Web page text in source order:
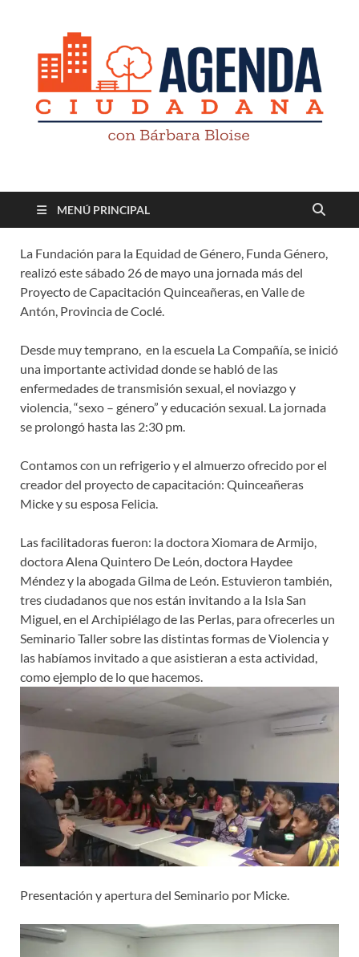
Revista digital
MENÚ PRINCIPAL
La Fundación para la Equidad de Género, Funda Género,
realizó este sábado 26 de mayo una jornada más del
Proyecto de Capacitación Quinceañeras, en Valle de
Antón, Provincia de Coclé.
Desde muy temprano, en la escuela La Compañía, se inició
una importante actividad donde se habló de las
enfermedades de transmisión sexual, el noviazgo y
violencia, “sexo – género” y educación sexual. La jornada
se prolongó hasta las 2:30 pm.
Contamos con un refrigerio y el almuerzo ofrecido por el
creador del proyecto de capacitación: Quinceañeras
Micke y su esposa Felicia.
Las facilitadoras fueron: la doctora Xiomara de Armijo,
doctora Alena Quintero De León, doctora Haydee
Méndez y la abogada Gilma de León. Estuvieron también,
tres ciudadanos que nos están invitando a la Isla San
Miguel, en el Archipiélago de las Perlas, para ofrecerles un
Seminario Taller sobre las distintas formas de Violencia y
las habíamos invitado a que asistieran a esta actividad,
como ejemplo de lo que hacemos.
Presentación y apertura del Seminario por Micke.